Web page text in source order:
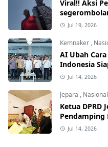
Viral!! Aksi
Jul 19, 2026
Kemnaker ,
AI Ubah
Indonesia
Jul 14, 2026
Jepara , Nasional
Ketua DPRD
Pendamping
Jul 14, 2026